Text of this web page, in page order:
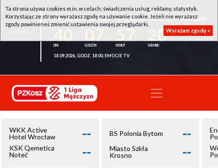
WKK ACTIVE HOTEL WROCŁAW - KSK QEMETICA NOTEĆ INOWROCŁAW
20
18.09.2026, GODZ. 18:00, EMOCJE TV
WKK Active
Hotel Wrocław
--
KSK Qemetica
Noteć
Inowrocław
--
BS Polonia Bytom --
Miasto Szkła
Krosno
--
Ta strona używa cookies m.in. w celach: świadczenia usług, reklamy, statystyk.
Korzystając ze strony wyrażasz zgodę na używanie cookie. Jeżeli nie wyrażasz
zgody powinieneś zmienić ustawienia swojej przeglądarki.
Wyrażam zgodę »